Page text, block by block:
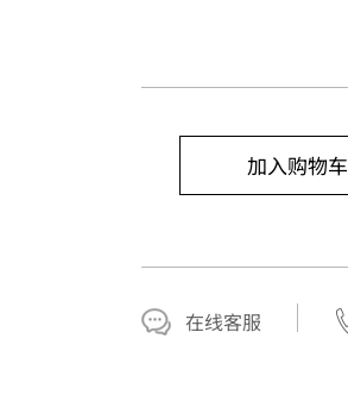
加入购物车
在线客服